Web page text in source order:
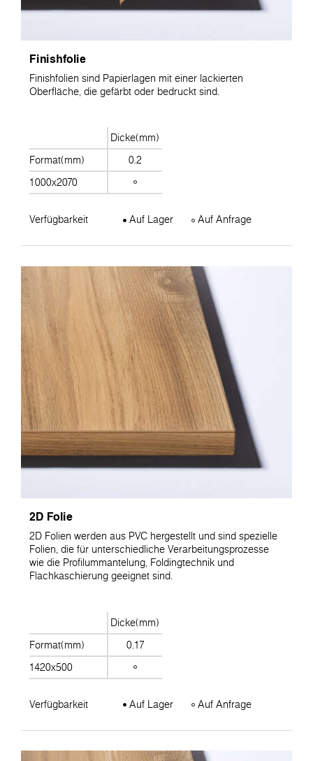
Finishfolie
Finishfolien sind Papierlagen mit einer lackierten
Oberfläche, die gefärbt oder bedruckt sind.
Dicke(mm)
Format(mm)
0.2
1000x2070
Verfügbarkeit Auf Lager Auf Anfrage
2D Folie
2D Folien werden aus PVC hergestellt und sind spezielle
Folien, die für unterschiedliche Verarbeitungsprozesse
wie die Profilummantelung, Foldingtechnik und
Flachkaschierung geeignet sind.
Dicke(mm)
Format(mm)
0.17
1420x500
Verfügbarkeit Auf Lager Auf Anfrage